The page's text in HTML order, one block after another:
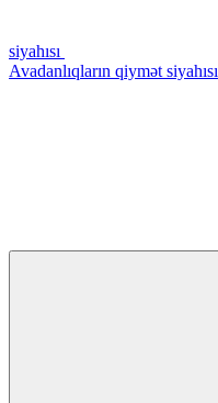
siyahısı
Avadanlıqların qiymət siyahısı